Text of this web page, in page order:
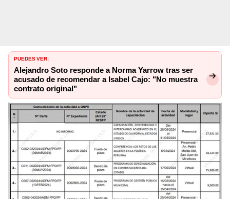
PUEDES VER:
Alejandro Soto responde a Norma Yarrow tras ser
acusado de recomendar a Isabel Cajo: "No muestra
contrato original"